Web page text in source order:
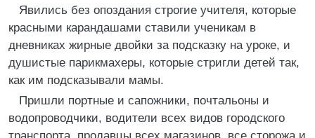
Явились без опоздания строгие учителя, которые
красными карандашами ставили ученикам в
дневниках жирные двойки за подсказку на уроке, и
душистые парикмахеры, которые стригли детей так,
как им подсказывали мамы.
Пришли портные и сапожники, почтальоны и
водопроводчики, водители всех видов городского